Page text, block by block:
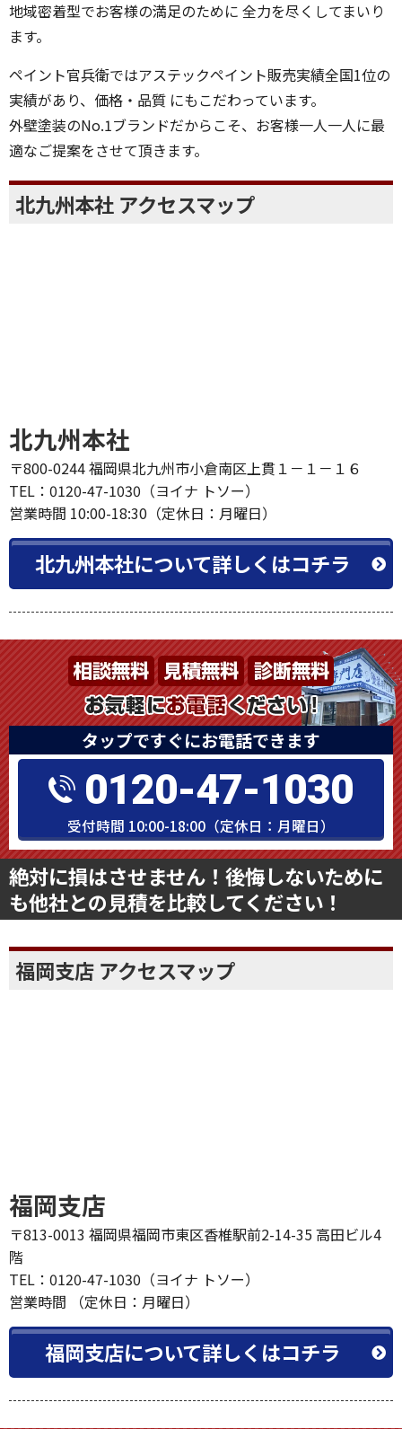
地域密着型でお客様の満足のために 全力を尽くしてまいり
ます。
ペイント官兵衛ではアステックペイント販売実績全国1位の
実績があり、価格・品質 にもこだわっています。
外壁塗装のNo.1ブランドだからこそ、お客様一人一人に最
適なご提案をさせて頂きます。
北九州本社 アクセスマップ
北九州本社
〒800-0244 福岡県北九州市小倉南区上貫１－１－１６
TEL：0120-47-1030（ヨイナ トソー）
営業時間 10:00-18:30（定休日：月曜日）
北九州本社について詳しくはコチラ
タップですぐにお電話できます
0120-47-1030
受付時間 10:00-18:00（定休日：月曜日）
絶対に損はさせません！後悔しないために
も他社との見積を比較してください！
福岡支店 アクセスマップ
福岡支店
〒813-0013 福岡県福岡市東区香椎駅前2-14-35 高田ビル4
階
TEL：0120-47-1030（ヨイナ トソー）
営業時間 （定休日：月曜日）
福岡支店について詳しくはコチラ